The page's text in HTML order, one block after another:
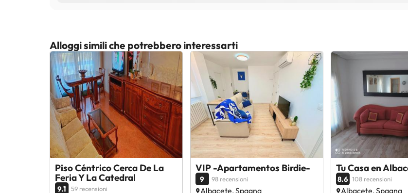
Alloggi simili che potrebbero interessarti
Piso Céntrico Cerca De La
Feria Y La Catedral
9.1 59 recensioni
VIP -Apartamentos Birdie-
9 98 recensioni
Albacete, Spagna
Tu Casa en
8.6 108 recensioni
Albacete, Spagna